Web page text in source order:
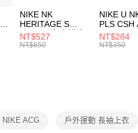
／ATM／
※ 請注意
絡購買商
先享後付
交易，需
付款後門
每筆
NIKE NK
HERITAGE S
SMIT 男女 側背包
BA5871010
NT$527
NT$650
NIKE U
PLS CSH
144 DBL
襪
NT$284
NT$350
NIKE ACG 戶外運動 長袖上衣